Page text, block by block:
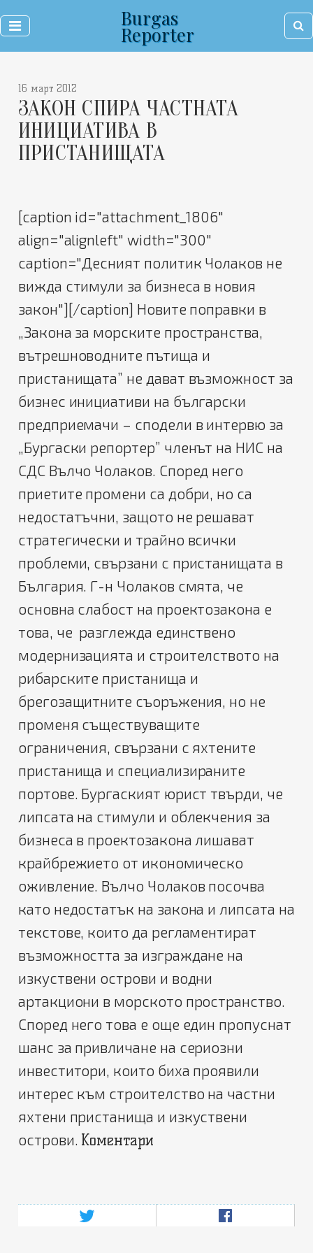
Burgas
Reporter
16 март 2012
ЗАКОН СПИРА ЧАСТНАТА
ИНИЦИАТИВА В
ПРИСТАНИЩАТА
[caption id="attachment_1806"
align="alignleft" width="300"
caption="Десният политик Чолаков не
вижда стимули за бизнеса в новия
закон"][/caption] Новите поправки в
„Закона за морските пространства,
вътрешноводните пътища и
пристанищата” не дават възможност за
бизнес инициативи на български
предприемачи – сподели в интервю за
„Бургаски репортер” членът на НИС на
СДС Вълчо Чолаков. Според него
приетите промени са добри, но са
недостатъчни, защото не решават
стратегически и трайно всички
проблеми, свързани с пристанищата в
България. Г-н Чолаков смята, че
основна слабост на проектозакона е
това, че разглежда единствено
модернизацията и строителството на
рибарските пристанища и
брегозащитните съоръжения, но не
променя съществуващите
ограничения, свързани с яхтените
пристанища и специализираните
портове. Бургаският юрист твърди, че
липсата на стимули и облекчения за
бизнеса в проектозакона лишават
крайбрежието от икономическо
оживление. Вълчо Чолаков посочва
като недостатък на закона и липсата на
текстове, които да регламентират
възможността за изграждане на
изкуствени острови и водни
артакциони в морското пространство.
Според него това е още един пропуснат
шанс за привличане на сериозни
инвеститори, които биха проявили
интерес към строителство на частни
яхтени пристанища и изкуствени
острови. Коментари